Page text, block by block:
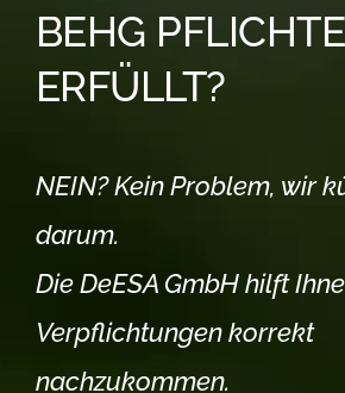
BEHG
ERFÜLLT?
NEIN? Kein Problem, wir
darum.
Die DeESA GmbH hilft
Verpflichtungen korrekt
nachzukommen.